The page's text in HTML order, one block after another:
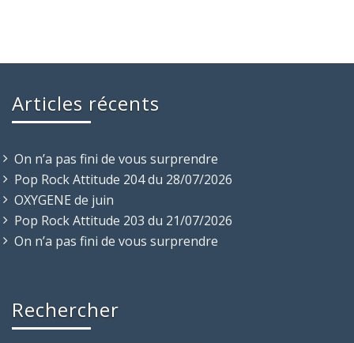
Articles récents
On n’a pas fini de vous surprendre
Pop Rock Attitude 204 du 28/07/2026
OXYGENE de juin
Pop Rock Attitude 203 du 21/07/2026
On n’a pas fini de vous surprendre
Rechercher